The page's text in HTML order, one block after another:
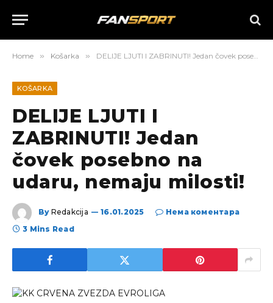
Home » Košarka » DELIJE LJUTI I ZABRINUTI! Jedan čovek posebno na udaru, nemaju milosti!
KOŠARKA
DELIJE LJUTI I
ZABRINUTI! Jedan
čovek posebno na
udaru, nemaju milosti!
By Redakcija 16.01.2025
Нема коментара
3 Mins Read